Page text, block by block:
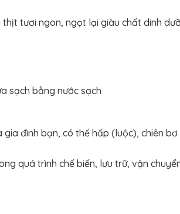
tươi ngon, ngọt lại giàu chất dinh
sạch bằng nước sạch
gia đình bạn, có thể hấp (luộc), chiên
quá trình chế biến, lưu trữ, vận